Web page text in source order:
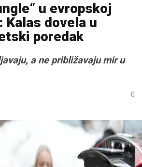
u evropskoj
dovela u
poredak
a ne približavaju mir u
0